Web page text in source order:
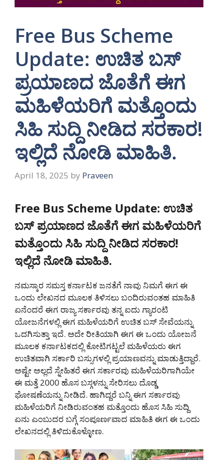
Free Bus Scheme
Update: ಉಚಿತ ಬಸ್
ಪ್ರಯಾಣದ ಜೊತೆಗೆ ಈಗ
ಮಹಿಳೆಯರಿಗೆ ಮತ್ತೊಂದು
ಸಿಹಿ ಸುದ್ದಿ ನೀಡಿದ ಸರಕಾರ!
ಇಲ್ಲಿದೆ ನೋಡಿ ಮಾಹಿತಿ.
April 18, 2025 by Praveen
Free Bus Scheme Update: ಉಚಿತ
ಬಸ್ ಪ್ರಯಾಣದ ಜೊತೆಗೆ ಈಗ ಮಹಿಳೆಯರಿಗೆ
ಮತ್ತೊಂದು ಸಿಹಿ ಸುದ್ದಿ ನೀಡಿದ ಸರಕಾರ!
ಇಲ್ಲಿದೆ ನೋಡಿ ಮಾಹಿತಿ.
ನಮಸ್ಕಾರ ಸಮಸ್ತ ಕರ್ನಾಟಕ ಜನತೆಗೆ ನಾವು ನಿಮಗೆ ಈಗ ಈ
ಒಂದು ಲೇಖನದ ಮೂಲಕ ತಿಳಿಸಲು ಬಂದಿರುವಂತಹ ಮಾಹಿತಿ
ಏನೆಂದರೆ ಈಗ ರಾಜ್ಯ ಸರ್ಕಾರವು ತನ್ನ ಐದು ಗ್ಯಾರಂಟಿ
ಯೋಜನೆಗಳಲ್ಲಿ ಈಗ ಮಹಿಳೆಯರಿಗೆ ಉಚಿತ ಬಸ್ ಸೇವೆಯನ್ನು
ಒದಗಿಸುತ್ತಾ ಇದೆ. ಅದೇ ರೀತಿಯಾಗಿ ಈಗ ಈ ಒಂದು ಯೋಜನೆ
ಮೂಲಕ ಕರ್ನಾಟಕದಲ್ಲಿ ಕೋಟಿಗಟ್ಟಲೆ ಮಹಿಳೆಯರು ಈಗ
ಉಚಿತವಾಗಿ ಸರ್ಕಾರಿ ಬಸ್ಸುಗಳಲ್ಲಿ ಪ್ರಯಾಣವನ್ನು ಮಾಡುತ್ತಿದ್ದಾರೆ.
ಅಷ್ಟೇ ಅಲ್ಲದೆ ಸ್ನೇಹಿತರೆ ಈಗ ಸರ್ಕಾರವು ಮಹಿಳೆಯರಿಗಾಗಿಯೇ
ಈ ಮತ್ತೆ 2000 ಹೊಸ ಬಸ್ಗಳನ್ನು ಸೇರಿಸಲು ದೊಡ್ಡ
ಘೋಷಣೆಯನ್ನು ನೀಡಿದೆ. ಹಾಗಿದ್ದರೆ ಬನ್ನಿ ಈಗ ಸರ್ಕಾರವು
ಮಹಿಳೆಯರಿಗೆ ನೀಡಿರುವಂತಹ ಮತ್ತೊಂದು ಹೊಸ ಸಿಹಿ ಸುದ್ದಿ
ಏನು ಎಂಬುದರ ಬಗ್ಗೆ ಸಂಪೂರ್ಣವಾದ ಮಾಹಿತಿ ಈಗ ಈ ಒಂದು
ಲೇಖನದಲ್ಲಿ ತಿಳಿದುಕೊಳ್ಳೋಣ.